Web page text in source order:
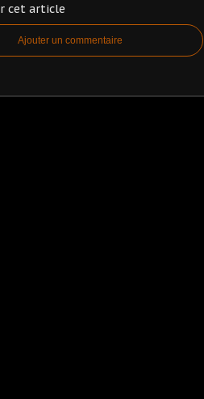
cet article
Ajouter un commentaire